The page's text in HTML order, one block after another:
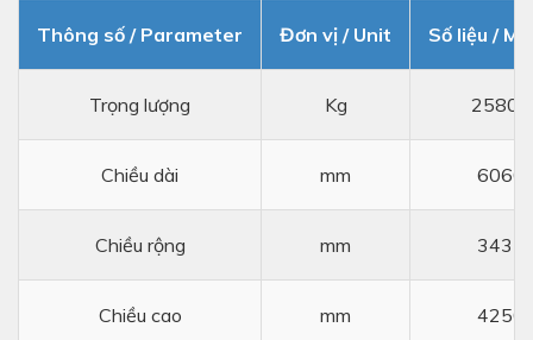
Thông số / Parameter Đơn vị / Unit Số liệu /
Trọng lượng Kg 25800
Chiều dài mm 6060
Chiều rộng mm 3435
Chiều cao mm 4250